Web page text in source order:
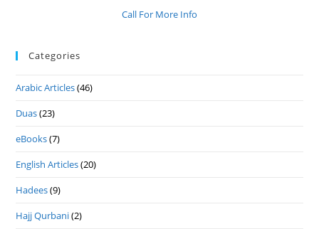
Call For More Info
Categories
Arabic Articles(46)
Duas(23)
eBooks(7)
English Articles(20)
Hadees(9)
Hajj Qurbani(2)